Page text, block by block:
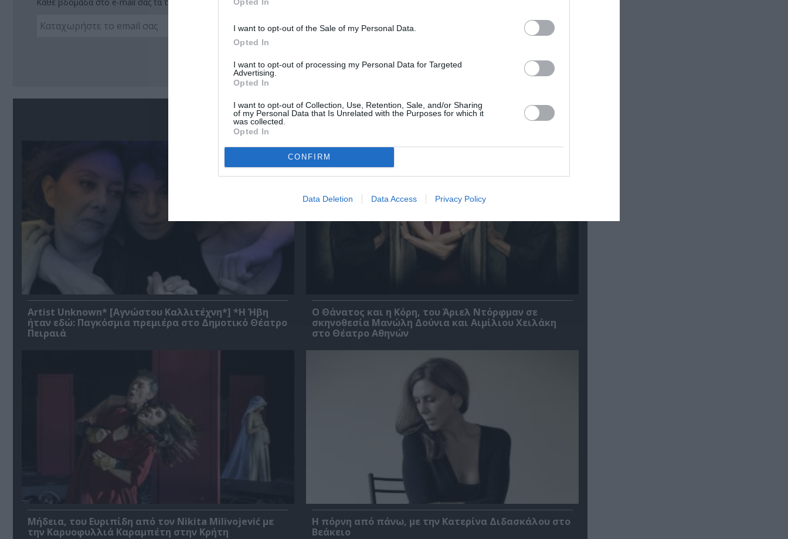
I want to opt-out of the Sale of my Personal Data.
Opted In
I want to opt-out of processing my Personal Data for Targeted
Advertising.
Opted In
I want to opt-out of Collection, Use, Retention, Sale, and/or Sharing
of my Personal Data that Is Unrelated with the Purposes for which it
was collected.
Opted In
CONFIRM
Data Deletion Data Access Privacy Policy
Σχετικά Άρθρα
Artist Unknown* [Αγνώστου Καλλιτέχνη*] *Η Ήβη
ήταν εδώ: Παγκόσμια πρεμιέρα στο Δημοτικό Θέατρο
Πειραιά
Ο Θάνατος και η Κόρη, του Άριελ Ντόρφμαν σε
σκηνοθεσία Μανώλη Δούνια και Αιμίλιου Χειλάκη
στο Θέατρο Αθηνών
Μήδεια, του Ευριπίδη από τον Nikita Milivojević με
την Καρυοφυλλιά Καραμπέτη στην Κρήτη
Η πόρνη από πάνω, με την Κατερίνα Διδασκάλου στο
Βεάκειο